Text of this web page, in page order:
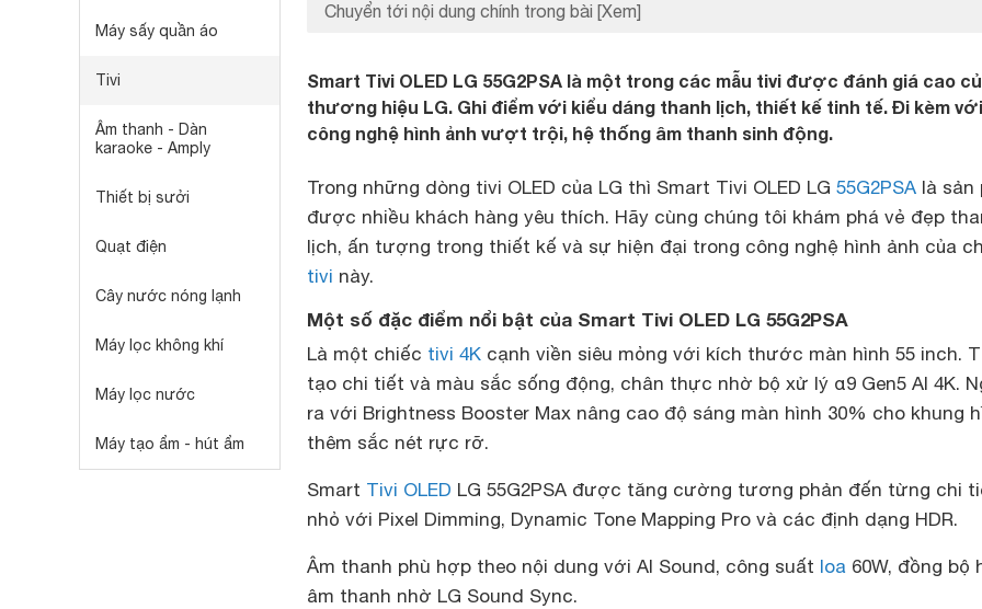
Máy sấy quần áo
Tivi
Âm thanh - Dàn
karaoke - Amply
Thiết bị sưởi
Quạt điện
Cây nước nóng lạnh
Máy lọc không khí
Máy lọc nước
Máy tạo ẩm - hút ẩm
Chuyển tới nội dung chính trong bài [Xem]
Smart Tivi OLED LG 55G2PSA là một trong các mẫu tivi được đánh giá cao
thương hiệu LG. Ghi điểm với kiểu dáng thanh lịch, thiết kế tinh tế. Đi kèm
công nghệ hình ảnh vượt trội, hệ thống âm thanh sinh động.
Trong những dòng tivi OLED của LG thì Smart Tivi OLED LG 55G2PSA là sản
được nhiều khách hàng yêu thích. Hãy cùng chúng tôi khám phá vẻ đẹp
lịch, ấn tượng trong thiết kế và sự hiện đại trong công nghệ hình ảnh của
tivi này.
Một số đặc điểm nổi bật của Smart Tivi OLED LG 55G2PSA
Là một chiếc tivi 4K cạnh viền siêu mỏng với kích thước màn hình 55 inch.
tạo chi tiết và màu sắc sống động, chân thực nhờ bộ xử lý α9 Gen5 AI 4K.
ra với Brightness Booster Max nâng cao độ sáng màn hình 30% cho khung
thêm sắc nét rực rỡ.
Smart Tivi OLED LG 55G2PSA được tăng cường tương phản đến từng chi
nhỏ với Pixel Dimming, Dynamic Tone Mapping Pro và các định dạng HDR.
Âm thanh phù hợp theo nội dung với AI Sound, công suất loa 60W, đồng bộ
âm thanh nhờ LG Sound Sync.